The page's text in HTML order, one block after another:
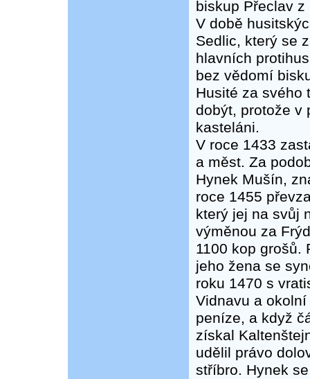
biskup Přeclav z
V době
Sedlic, který se
hlavních
bez vědomí
Husité za svého
dobýt, protože v
kasteláni.
V roce 1433
a měst. Za
Hynek Mušín,
roce 1455
který jej na svůj
výměnou za
1100 kop grošů.
jeho žena se
roku 1470 s
Vidnavu a
peníze, a když
získal
udělil právo
stříbro. Hynek